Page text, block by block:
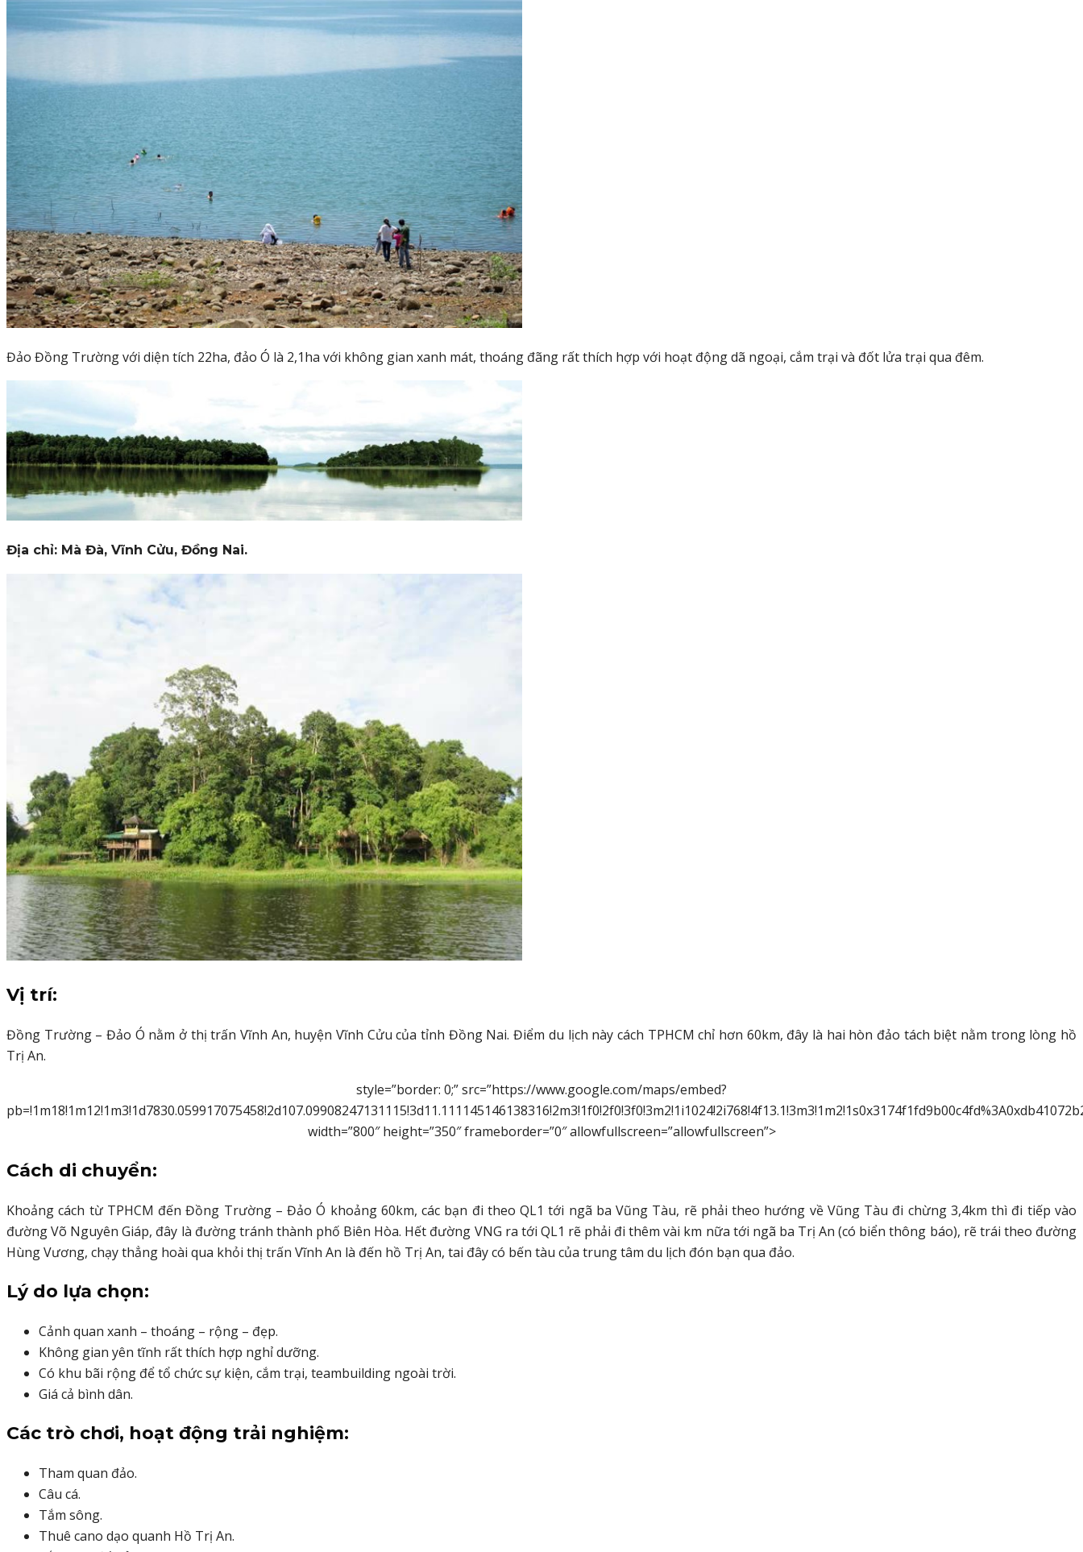
Đảo Đồng Trường với diện tích 22ha, đảo Ó là 2,1ha với không gian xanh mát, thoáng đãng rất thích hợp với hoạt động dã ngoại, cắm trại và đốt lửa trại qua đêm.
Địa chỉ: Mà Đà, Vĩnh Cửu, Đồng Nai.
Vị trí:
Đồng Trường – Đảo Ó nằm ở thị trấn Vĩnh An, huyện Vĩnh Cửu của tỉnh Đồng Nai. Điểm du lịch này cách TPHCM chỉ hơn 60km, đây là hai hòn đảo tách biệt nằm trong lòng hồ
Trị An.
style=”border: 0;” src=”https://www.google.com/maps/embed?
width=”800″ height=”350″ frameborder=”0″ allowfullscreen=”allowfullscreen”>
Cách di chuyển:
Khoảng cách từ TPHCM đến Đồng Trường – Đảo Ó khoảng 60km, các bạn đi theo QL1 tới ngã ba Vũng Tàu, rẽ phải theo hướng về Vũng Tàu đi chừng 3,4km thì đi tiếp vào
đường Võ Nguyên Giáp, đây là đường tránh thành phố Biên Hòa. Hết đường VNG ra tới QL1 rẽ phải đi thêm vài km nữa tới ngã ba Trị An (có biển thông báo), rẽ trái theo đường
Hùng Vương, chạy thẳng hoài qua khỏi thị trấn Vĩnh An là đến hồ Trị An, tai đây có bến tàu của trung tâm du lịch đón bạn qua đảo.
Lý do lựa chọn:
Cảnh quan xanh – thoáng – rộng – đẹp.
Không gian yên tĩnh rất thích hợp nghỉ dưỡng.
Có khu bãi rộng để tổ chức sự kiện, cắm trại, teambuilding ngoài trời.
Giá cả bình dân.
Các trò chơi, hoạt động trải nghiệm:
Tham quan đảo.
Câu cá.
Tắm sông.
Thuê cano dạo quanh Hồ Trị An.